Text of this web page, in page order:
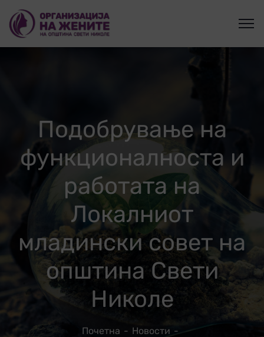
Подобрување на
функционалноста и
работата на
Локалниот
младински совет на
општина Свети
Николе
Почетна
Новости